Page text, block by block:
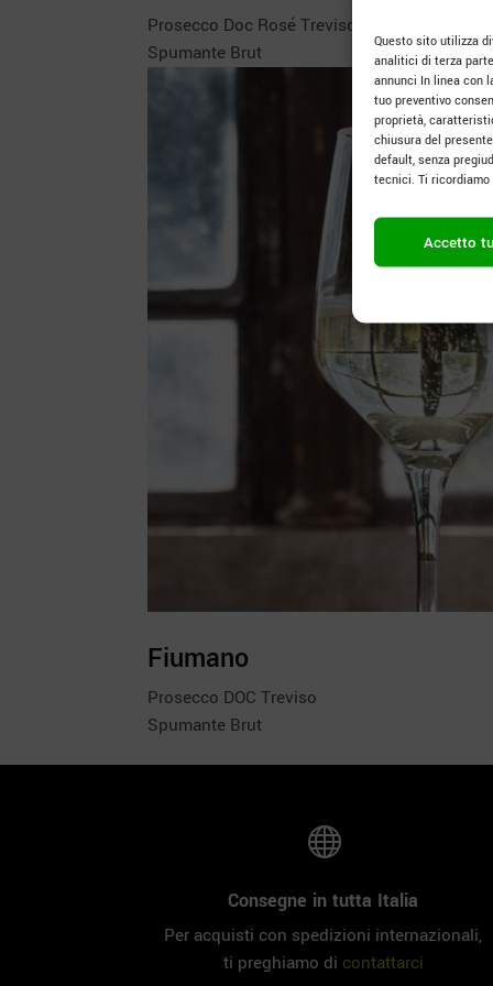
Questo sito utilizza
analitici di terza
annunci In linea con
tuo preventivo
proprietà,
chiusura del
default, senza
tecnici. Ti ricordiamo
Accetto
Prosecco Doc Rosé Treviso
Spumante Brut
Fiumano
Prosecco DOC Treviso
Spumante Brut

Consegne in tutta Italia
Per acquisti con spedizioni internazionali,
ti preghiamo di contattarci